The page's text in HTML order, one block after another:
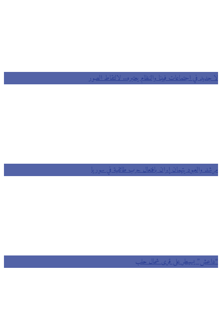
في اجتماعات فيينا والنظام يعتبره.. لالتقاط الصور
والعبود يتهمان إيران بافتعال حرب طائفية في سوريا
يسيطر على قرى شمال حلب